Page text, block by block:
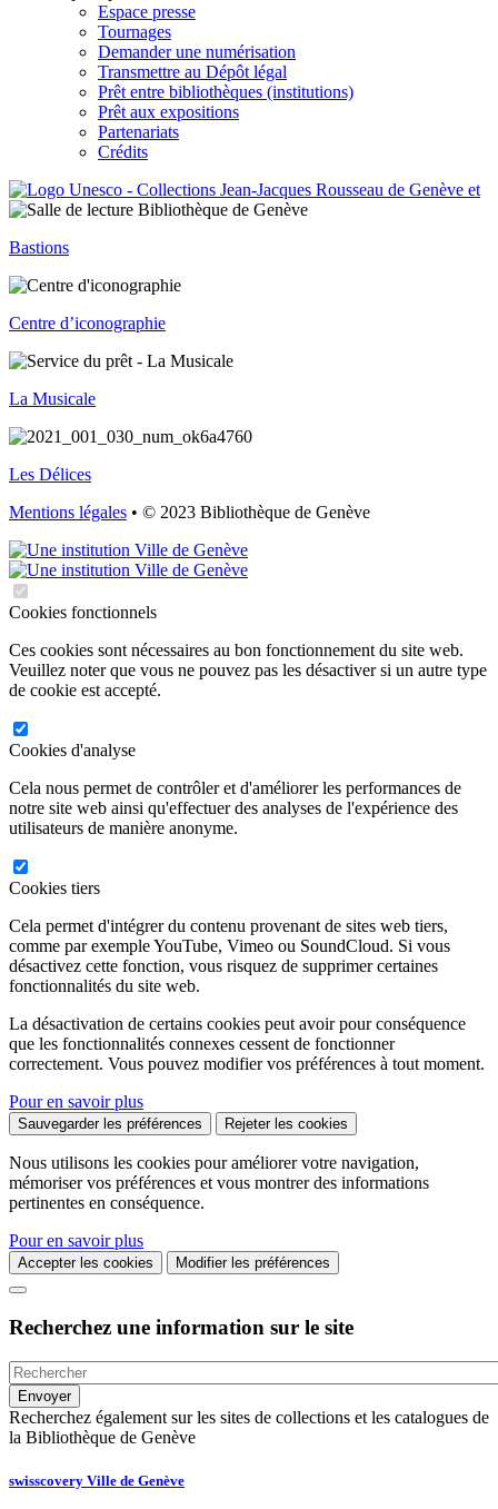
Espace presse
Tournages
Demander une numérisation
Transmettre au Dépôt légal
Prêt entre bibliothèques (institutions)
Prêt aux expositions
Partenariats
Crédits
Bastions
Centre d’iconographie
La Musicale
Les Délices
Mentions légales • © 2023 Bibliothèque de Genève
Cookies fonctionnels
Ces cookies sont nécessaires au bon fonctionnement du site web.
Veuillez noter que vous ne pouvez pas les désactiver si un autre type
de cookie est accepté.
Cookies d'analyse
Cela nous permet de contrôler et d'améliorer les performances de
notre site web ainsi qu'effectuer des analyses de l'expérience des
utilisateurs de manière anonyme.
Cookies tiers
Cela permet d'intégrer du contenu provenant de sites web tiers,
comme par exemple YouTube, Vimeo ou SoundCloud. Si vous
désactivez cette fonction, vous risquez de supprimer certaines
fonctionnalités du site web.
La désactivation de certains cookies peut avoir pour conséquence
que les fonctionnalités connexes cessent de fonctionner
correctement. Vous pouvez modifier vos préférences à tout moment.
Pour en savoir plus
Sauvegarder les préférences Rejeter les cookies
Nous utilisons les cookies pour améliorer votre navigation,
mémoriser vos préférences et vous montrer des informations
pertinentes en conséquence.
Pour en savoir plus
Accepter les cookies Modifier les préférences
Recherchez une information sur le site
Recherchez également sur les sites de collections et les catalogues de
la Bibliothèque de Genève
swisscovery Ville de Genève